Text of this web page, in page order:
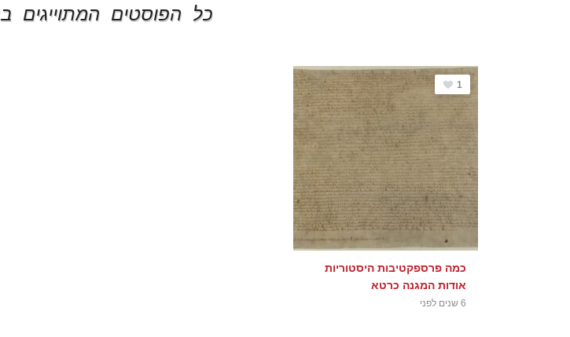
כל הפוסטים המתוייגים
1
כמה פרספקטיבות היסטוריות
אודות המגנה כרטא
6 שנים לפני